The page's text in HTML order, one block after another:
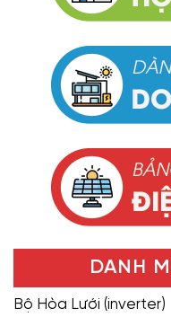
DANH
Bộ Hòa Lưới (inverter)